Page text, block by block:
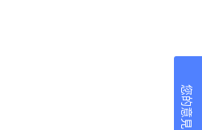
您的意見